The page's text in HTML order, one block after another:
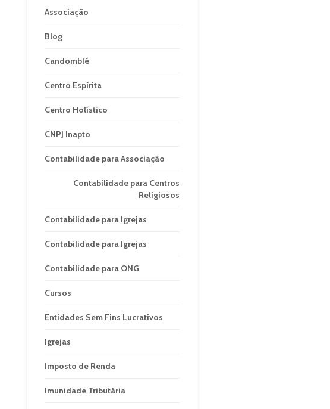
Associação
Blog
Candomblé
Centro Espírita
Centro Holístico
CNPJ Inapto
Contabilidade para Associação
Contabilidade para Centros
Religiosos
Contabilidade para Igrejas
Contabilidade para Igrejas
Contabilidade para ONG
Cursos
Entidades Sem Fins Lucrativos
Igrejas
Imposto de Renda
Imunidade Tributária